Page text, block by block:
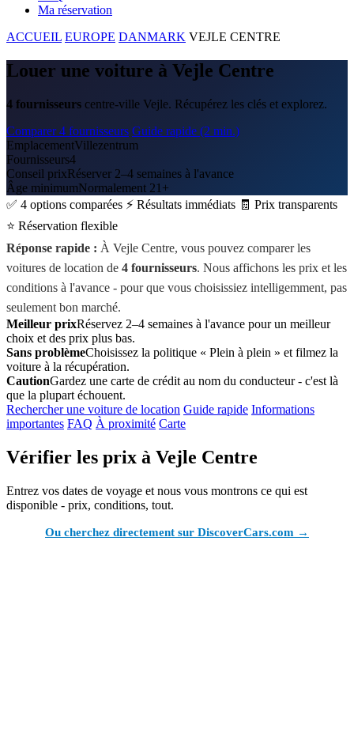
Ma réservation
ACCUEIL EUROPE DANMARK VEJLE CENTRE
Louer une voiture à Vejle Centre
4 fournisseurs centre-ville Vejle. Récupérez les clés et explorez.
Comparer 4 fournisseurs Guide rapide (2 min.)
EmplacementVillezentrum
Fournisseurs4
Conseil prixRéserver 2–4 semaines à l'avance
Âge minimumNormalement 21+
✅ 4 options comparées ⚡ Résultats immédiats 🧾 Prix transparents
⭐ Réservation flexible
Réponse rapide : À Vejle Centre, vous pouvez comparer les
voitures de location de 4 fournisseurs. Nous affichons les prix et les
conditions à l'avance - pour que vous choisissiez intelligemment, pas
seulement bon marché.
Meilleur prixRéservez 2–4 semaines à l'avance pour un meilleur
choix et des prix plus bas.
Sans problèmeChoisissez la politique « Plein à plein » et filmez la
voiture à la récupération.
CautionGardez une carte de crédit au nom du conducteur - c'est là
que la plupart échouent.
Rechercher une voiture de location Guide rapide Informations
importantes FAQ À proximité Carte
Vérifier les prix à Vejle Centre
Entrez vos dates de voyage et nous vous montrons ce qui est
disponible - prix, conditions, tout.
Ou cherchez directement sur DiscoverCars.com →